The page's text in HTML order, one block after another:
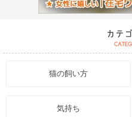
猫の飼い方
気持ち